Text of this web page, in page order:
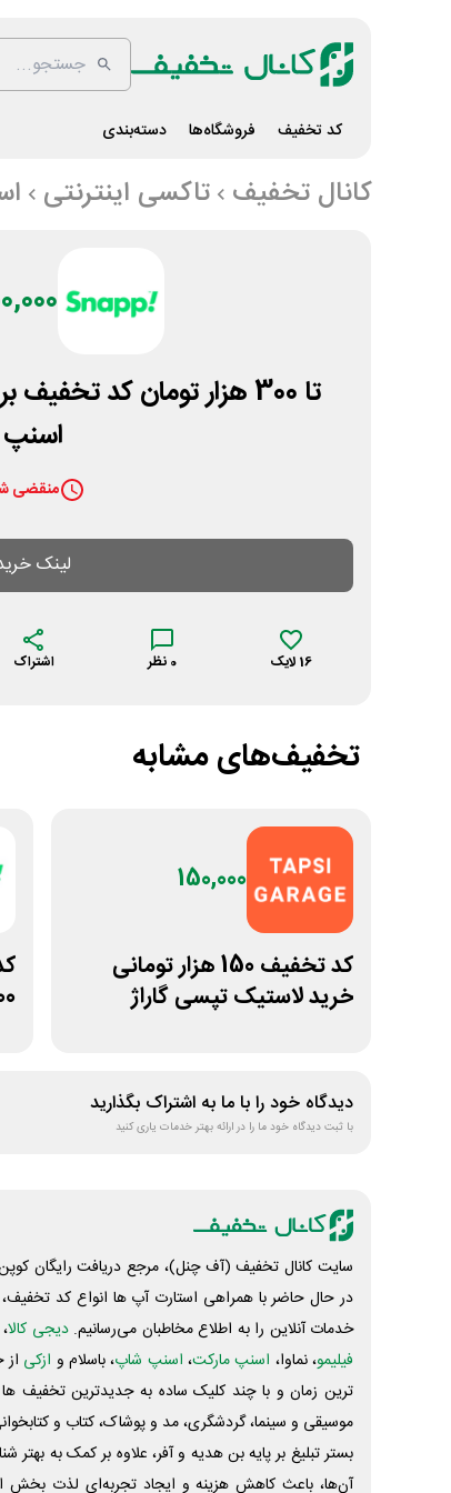
کد تخفیف فروشگاه‌ها دسته‌بندی
کانال تخفیف تاکسی اینترنتی
300,000
تا 300 هزار تومان کد
اسنپ
منقضی
لینک
16 لایک 0 نظر اشتراک
تخفیف‌های مشابه
150,000
کد تخفیف 150 هزار تومانی
خرید لاستیک تپسی گاراژ
دیدگاه خود را با ما به اشتراک بگذارید
با ثبت دیدگاه خود ما را در ارائه بهتر خدمات یاری کنید
سایت کانال تخفیف (آف چنل)، مرجع دریافت رایگان
در حال حاضر با همراهی استارت آپ ها انواع کد
خدمات آنلاین را به اطلاع مخاطبان می‌رسانیم. دیجی کالا،
فیلیمو، نماوا، اسنپ مارکت، اسنپ شاپ، باسلام و ازکی
ترین زمان و با چند کلیک ساده به جدیدترین تخفیف ها
موسیقی و سینما، گردشگری، مد و پوشاک، کتاب و
بستر تبلیغ بر پایه بن هدیه و آفر، علاوه بر کمک به
آن‌ها، باعث کاهش هزینه و ایجاد تجربه‌ای لذت